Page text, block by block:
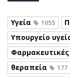
Υγεία 1055
Υπουργείο
Φαρμακευτικές
θεραπεία 177